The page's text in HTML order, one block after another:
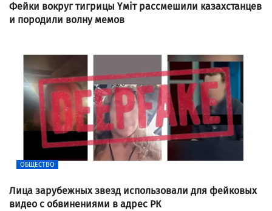
Фейки вокруг тигрицы Үміт рассмешили казахстанцев
и породили волну мемов
ОБЩЕСТВО
Лица зарубежных звезд использовали для фейковых
видео с обвинениями в адрес РК